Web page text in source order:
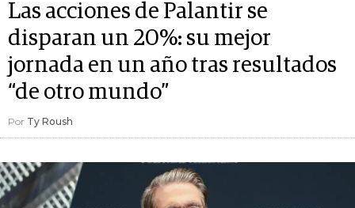
Las acciones de Palantir se
disparan un 20%: su mejor
jornada en un año tras resultados
“de otro mundo”
Por Ty Roush